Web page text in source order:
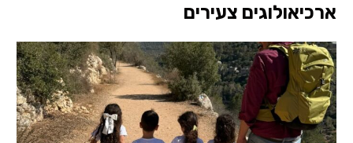
ארכיאולוגים צעירים